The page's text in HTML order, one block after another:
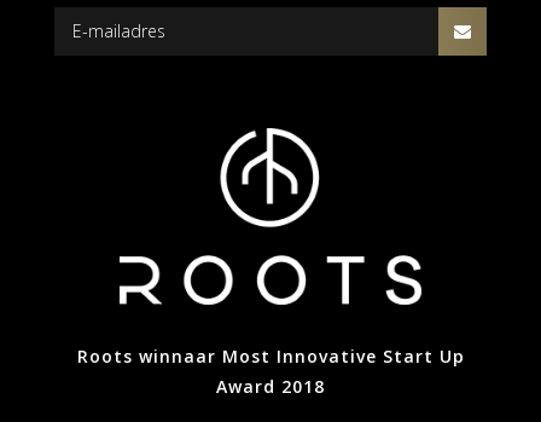
Roots winnaar Most Innovative Start Up
Award 2018